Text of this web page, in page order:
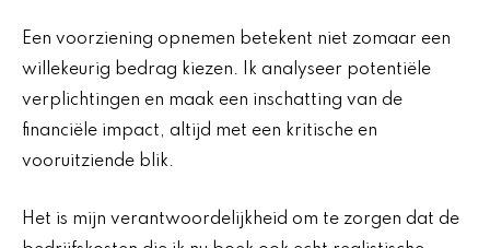
Een voorziening opnemen betekent niet zomaar een
willekeurig bedrag kiezen. Ik analyseer potentiële
verplichtingen en maak een inschatting van de
financiële impact, altijd met een kritische en
vooruitziende blik.
Het is mijn verantwoordelijkheid om te zorgen dat de